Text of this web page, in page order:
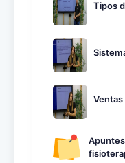
Tipos
Ventas